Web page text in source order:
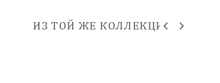
ИЗ ТОЙ ЖЕ КОЛЛЕКЦИИ